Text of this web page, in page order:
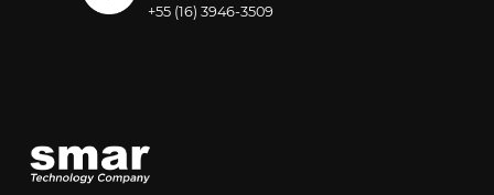
+55 (16) 3946-3509